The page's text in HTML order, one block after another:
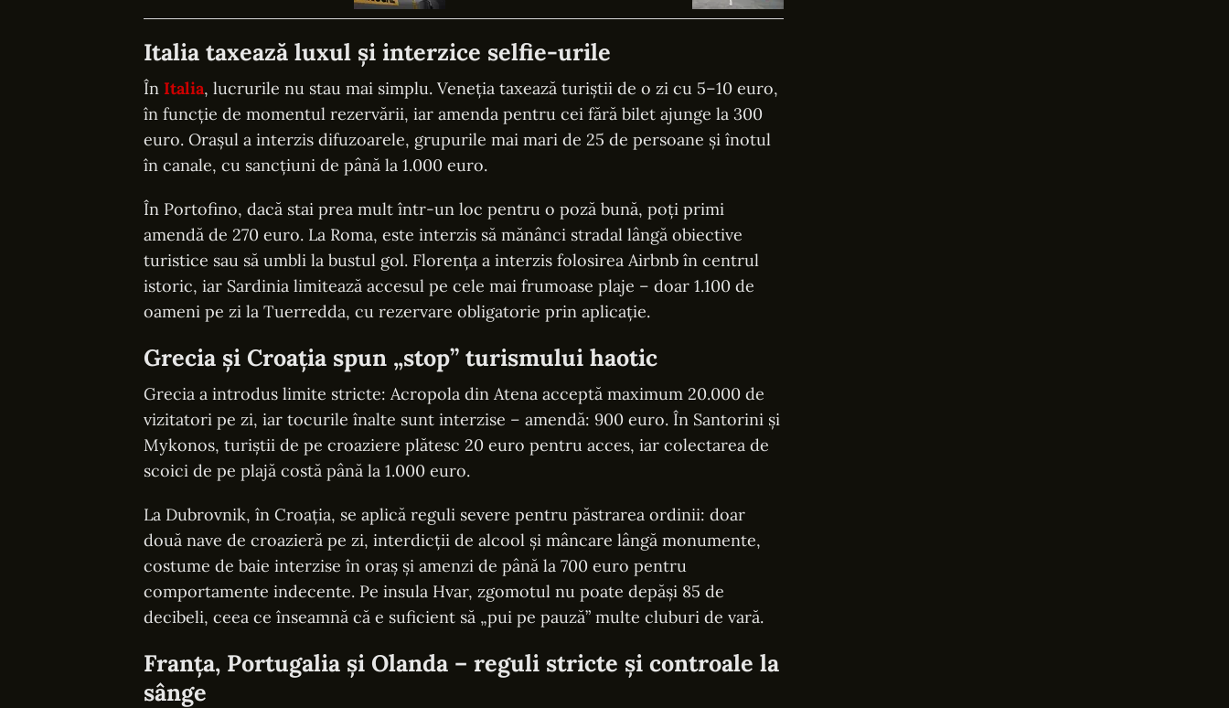
Italia taxează luxul și interzice selfie-urile
În Italia, lucrurile nu stau mai simplu. Veneția taxează turiștii de o zi cu 5–10 euro,
în funcție de momentul rezervării, iar amenda pentru cei fără bilet ajunge la 300
euro. Orașul a interzis difuzoarele, grupurile mai mari de 25 de persoane și înotul
în canale, cu sancțiuni de până la 1.000 euro.
În Portofino, dacă stai prea mult într-un loc pentru o poză bună, poți primi
amendă de 270 euro. La Roma, este interzis să mănânci stradal lângă obiective
turistice sau să umbli la bustul gol. Florența a interzis folosirea Airbnb în centrul
istoric, iar Sardinia limitează accesul pe cele mai frumoase plaje – doar 1.100 de
oameni pe zi la Tuerredda, cu rezervare obligatorie prin aplicație.
Grecia și Croația spun „stop” turismului haotic
Grecia a introdus limite stricte: Acropola din Atena acceptă maximum 20.000 de
vizitatori pe zi, iar tocurile înalte sunt interzise – amendă: 900 euro. În Santorini și
Mykonos, turiștii de pe croaziere plătesc 20 euro pentru acces, iar colectarea de
scoici de pe plajă costă până la 1.000 euro.
La Dubrovnik, în Croația, se aplică reguli severe pentru păstrarea ordinii: doar
două nave de croazieră pe zi, interdicții de alcool și mâncare lângă monumente,
costume de baie interzise în oraș și amenzi de până la 700 euro pentru
comportamente indecente. Pe insula Hvar, zgomotul nu poate depăși 85 de
decibeli, ceea ce înseamnă că e suficient să „pui pe pauză” multe cluburi de vară.
Franța, Portugalia și Olanda – reguli stricte și controale la
sânge